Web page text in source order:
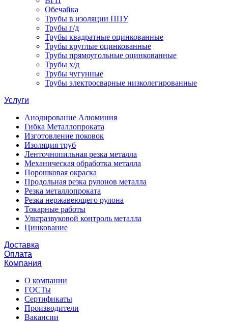
Обечайка
Трубы в изоляции ППУ
Трубы г/д
Трубы квадратные оцинкованные
Трубы круглые оцинкованные
Трубы прямоугольные оцинкованные
Трубы х/д
Трубы чугунные
Трубы электросварные низколегированные
Услуги
Анодирование Алюминия
Гибка Металлопроката
Изготовление поковок
Изоляция труб
Ленточнопильная резка металла
Механическая обработка металла
Порошковая окраска
Продольная резка рулонов металла
Резка металлопроката
Резка нержавеющего рулона
Токарные работы
Ультразвуковой контроль металла
Цинкование
Доставка
Оплата
Компания
О компании
ГОСТы
Сертификаты
Производители
Вакансии